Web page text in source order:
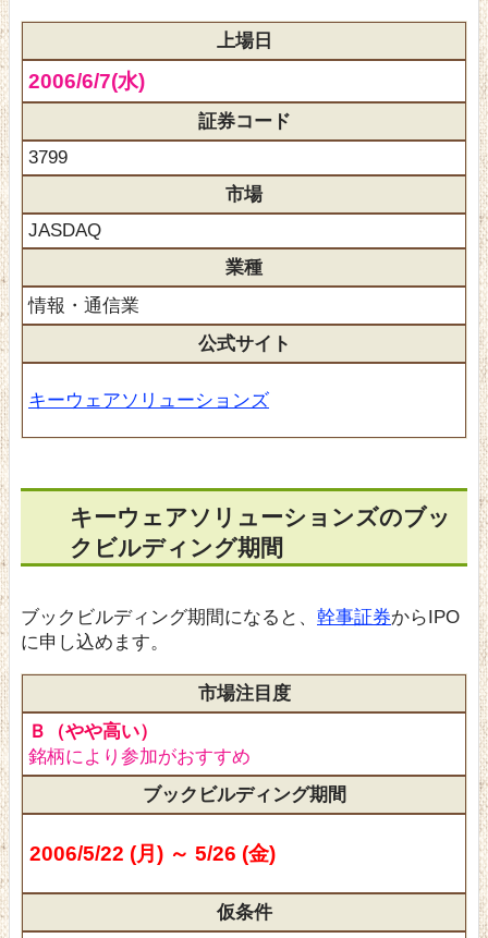
上場日
2006/6/7(水)
証券コード
3799
市場
JASDAQ
業種
情報・通信業
公式サイト
キーウェアソリューションズ
キーウェアソリューションズのブッ
クビルディング期間
ブックビルディング期間になると、 幹事証券からIPO
に申し込めます。
市場注目度
Ｂ（やや高い）
銘柄により参加がおすすめ
ブックビルディング期間
2006/5/22 (月) ～ 5/26 (金)
仮条件